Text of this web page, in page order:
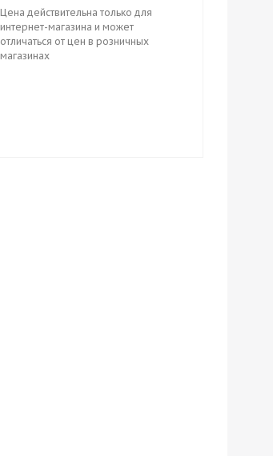
Цена действительна только для
интернет-магазина и может
отличаться от цен в розничных
магазинах